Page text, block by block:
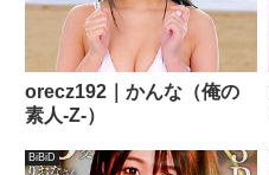
orecz192｜かんな（俺の
素人-Z-）
BiBiD